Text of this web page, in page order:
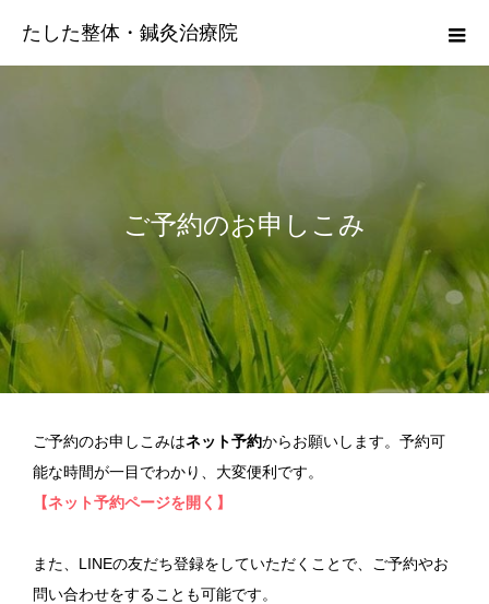
たした整体・鍼灸治療院
ご予約のお申しこみ
ご予約のお申しこみはネット予約からお願いします。予約可
能な時間が一目でわかり、大変便利です。
【ネット予約ページを開く】
また、LINEの友だち登録をしていただくことで、ご予約やお
問い合わせをすることも可能です。